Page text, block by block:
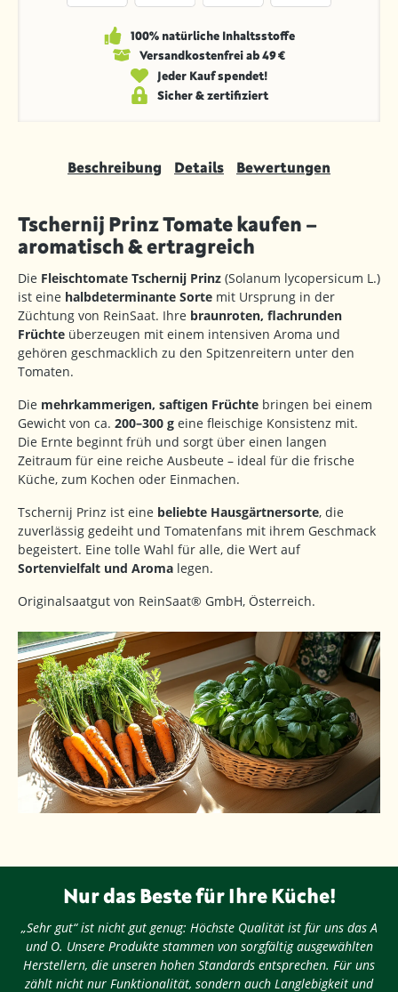
100% natürliche Inhaltsstoffe
Versandkosten­frei ab 49 €
Jeder Kauf spendet!
Sicher & zertifiziert
Beschreibung Details Bewertungen
Tschernij Prinz Tomate kaufen –
aromatisch & ertragreich
Die Fleischtomate Tschernij Prinz (Solanum lycopersicum L.)
ist eine halbdeterminante Sorte mit Ursprung in der
Züchtung von ReinSaat. Ihre braunroten, flachrunden
Früchte überzeugen mit einem intensiven Aroma und
gehören geschmacklich zu den Spitzenreitern unter den
Tomaten.
Die mehrkammerigen, saftigen Früchte bringen bei einem
Gewicht von ca. 200–300 g eine fleischige Konsistenz mit.
Die Ernte beginnt früh und sorgt über einen langen
Zeitraum für eine reiche Ausbeute – ideal für die frische
Küche, zum Kochen oder Einmachen.
Tschernij Prinz ist eine beliebte Hausgärtnersorte, die
zuverlässig gedeiht und Tomatenfans mit ihrem Geschmack
begeistert. Eine tolle Wahl für alle, die Wert auf
Sortenvielfalt und Aroma legen.
Originalsaatgut von ReinSaat® GmbH, Österreich.
Nur das Beste für Ihre Küche!
„Sehr gut“ ist nicht gut genug: Höchste Qualität ist für uns das A
und O. Unsere Produkte stammen von sorgfältig ausgewählten
Herstellern, die unseren hohen Standards entsprechen. Für uns
zählt nicht nur Funktionalität, sondern auch Langlebigkeit und